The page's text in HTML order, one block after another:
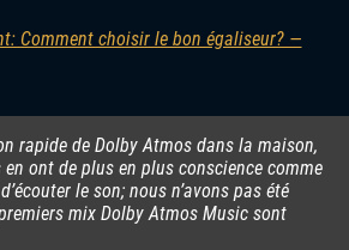
Comment choisir le bon égaliseur? —
rapide de Dolby Atmos dans la maison,
ont de plus en plus conscience comme
le son; nous n’avons pas été
mix Dolby Atmos Music sont